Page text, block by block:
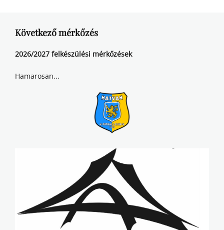
Következő mérkőzés
2026/2027 felkészülési mérkőzések
Hamarosan...